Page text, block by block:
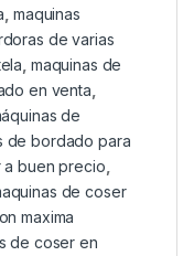
maquinas
de varias
maquinas de
en venta
de
de bordado para
a buen precio
de coser
maxima
de coser en